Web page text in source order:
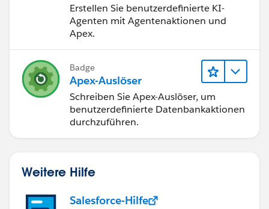
Erstellen Sie benutzerdefinierte KI-
Agenten mit Agentenaktionen und
Apex.
Badge
Apex-Auslöser
Schreiben Sie Apex-Auslöser, um
benutzerdefinierte Datenbankaktionen
durchzuführen.
Weitere Hilfe
Salesforce-Hilfe